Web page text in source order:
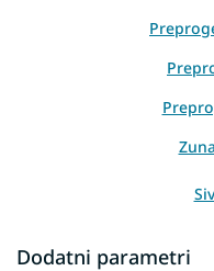
Dodatni parametri